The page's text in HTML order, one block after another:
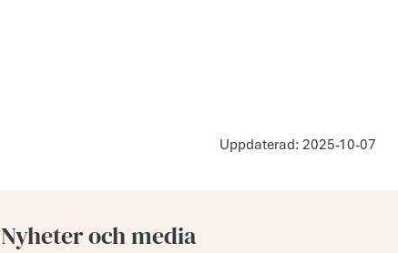
Uppdaterad: 2025-10-07
Nyheter och media